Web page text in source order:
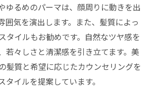
ゆるめのパーマは、顔周りに動きを出
囲気を演出します。また、髪質によっ
タイルもお勧めです。自然なツヤ感を
若々しさと清潔感を引き立てます。美
髪質と希望に応じたカウンセリングを
タイルを提案しています。